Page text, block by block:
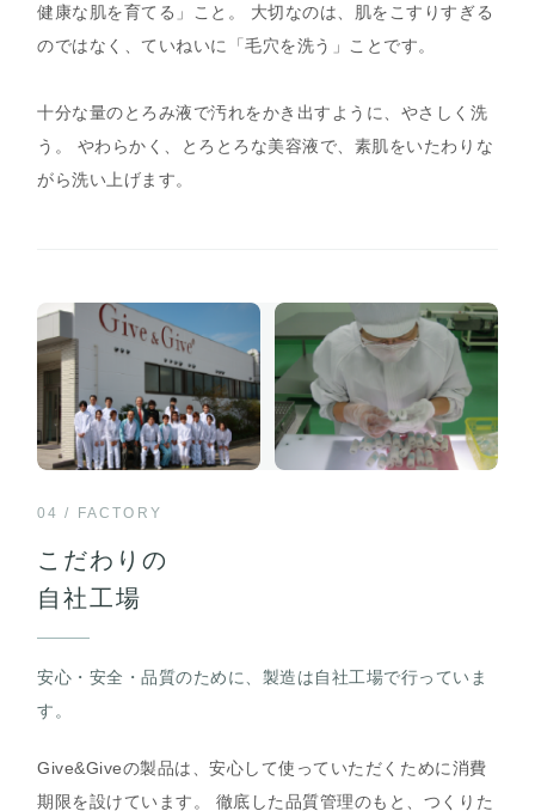
健康な肌を育てる」こと。 大切なのは、肌をこすりすぎる
のではなく、ていねいに「毛穴を洗う」ことです。
十分な量のとろみ液で汚れをかき出すように、やさしく洗
う。 やわらかく、とろとろな美容液で、素肌をいたわりな
がら洗い上げます。
04 / FACTORY
こだわりの
自社工場
安心・安全・品質のために、製造は自社工場で行っていま
す。
Give&Giveの製品は、安心して使っていただくために消費
期限を設けています。 徹底した品質管理のもと、つくりた